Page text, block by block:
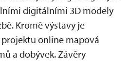
digitálními 3D modely
Kromě výstavy je
online mapová
a dobývek. Závěry